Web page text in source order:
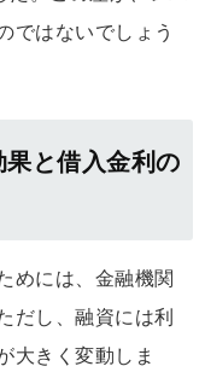
ではないでしょう
と借入金利の
めには、金融機関
だし、融資には利
大きく変動しま